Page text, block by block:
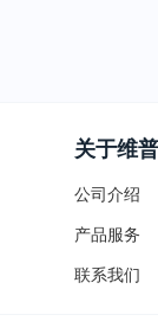
关于维普
公司介绍
产品服务
联系我们